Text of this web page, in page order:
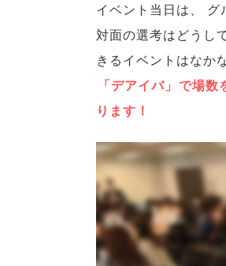
イベント当日は、 グ
対面の選考はどうし
きるイベントはなか
「デアイバ」 で場数
ります！